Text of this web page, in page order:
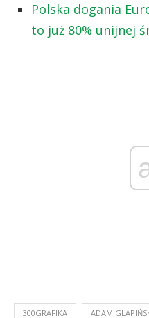
Polska dogania
to już 80% unijnej
300GRAFIKA ADAM